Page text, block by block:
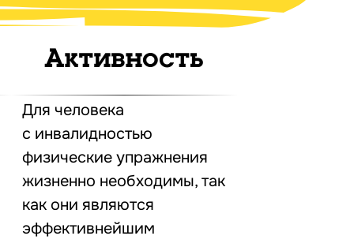
Активность
Для человека
с инвалидностью
физические упражнения
жизненно необходимы, так
как они являются
эффективнейшим